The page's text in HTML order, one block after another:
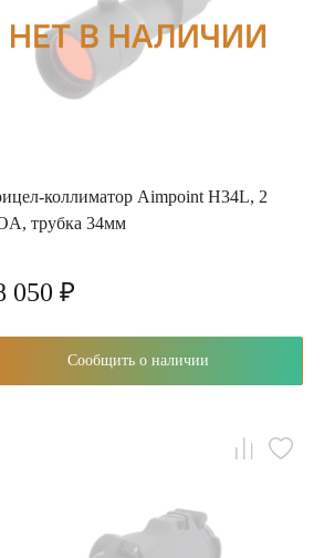
коллиматор Aimpoint H34L, 2
трубка 34мм
050 ₽
Сообщить о наличии